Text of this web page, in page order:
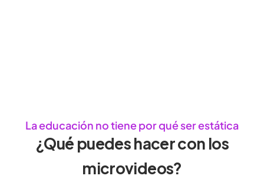
La educación no tiene por qué ser estática
¿Qué puedes hacer con los
microvideos?